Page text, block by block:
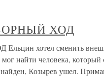
ХОД
хотел сменить
найти человека, который
Козырев ушел.